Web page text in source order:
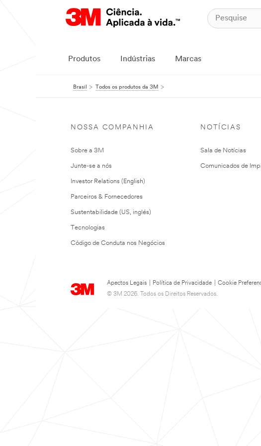
Produtos Indústrias Marcas
Brasil Todos os produtos da 3M
NOSSA COMPANHIA
Sobre a 3M
Junte-se a nós
Investor Relations (English)
Parceiros & Fornecedores
Sustentabilidade (US, inglés)
Tecnologias
Código de Conduta nos Negócios
NOTÍCIAS
Sala de Notícias
Comunicados de
Apectos Legais Política de Privacidade Cookie
© 3M 2026. Todos os Direitos Reservados.